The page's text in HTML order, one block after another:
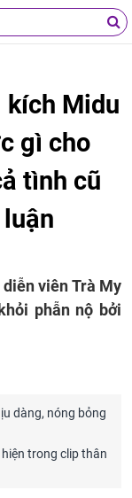
kích Midu
gì cho
tình cũ
viên Trà My
phẫn nộ bởi
dàng, nóng bỏng
trong clip thân